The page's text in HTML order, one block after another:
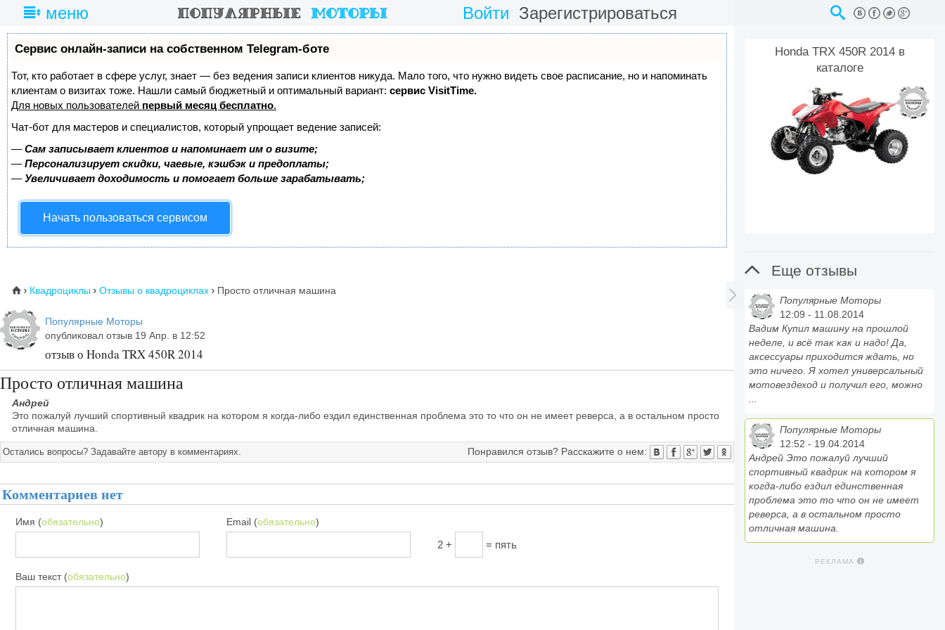
меню Войти Зарегистрироваться
Сервис онлайн-записи на собственном Telegram-боте
Тот, кто работает в сфере услуг, знает — без ведения записи клиентов никуда. Мало того, что нужно видеть свое расписание, но и напоминать
клиентам о визитах тоже. Нашли самый бюджетный и оптимальный вариант: сервис VisitTime.
Для новых пользователей первый месяц бесплатно.
Чат-бот для мастеров и специалистов, который упрощает ведение записей:
— Сам записывает клиентов и напоминает им о визите;
— Персонализирует скидки, чаевые, кэшбэк и предоплаты;
— Увеличивает доходимость и помогает больше зарабатывать;
Начать пользоваться сервисом
⌂  Квадроциклы  Отзывы о квадроциклах  Просто отличная машина
Популярные Моторы
опубликовал отзыв 19 Апр. в 12:52
отзыв о Honda TRX 450R 2014
Просто отличная машина
Андрей
Это пожалуй лучший спортивный квадрик на котором я когда-либо ездил единственная проблема это то что он не имеет реверса, а в остальном просто
отличная машина.
Остались вопросы? Задавайте автору в комментариях. Понравился отзыв? Расскажите о нем:
Комментариев нет
Имя (обязательно) Email (обязательно)
2 + = пять
Ваш текст (обязательно)

Honda TRX 450R 2014 в
каталоге
 Еще отзывы
Популярные Моторы
12:09 - 11.08.2014
Вадим Купил машину на прошлой
неделе, и всё так как и надо! Да,
аксессуары приходится ждать, но
это ничего. Я хотел универсальный
мотовездеход и получил его, можно
Популярные Моторы
12:52 - 19.04.2014
Андрей Это пожалуй лучший
спортивный квадрик на котором я
когда-либо ездил единственная
проблема это то что он не имеет
реверса, а в остальном просто
отличная машина.
РЕКЛАМА